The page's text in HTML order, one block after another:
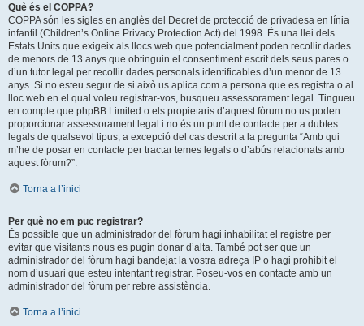
Què és el COPPA?
COPPA són les sigles en anglès del Decret de protecció de privadesa en línia
infantil (Children’s Online Privacy Protection Act) del 1998. És una llei dels
Estats Units que exigeix als llocs web que potencialment poden recollir dades
de menors de 13 anys que obtinguin el consentiment escrit dels seus pares o
d’un tutor legal per recollir dades personals identificables d’un menor de 13
anys. Si no esteu segur de si això us aplica com a persona que es registra o al
lloc web en el qual voleu registrar-vos, busqueu assessorament legal. Tingueu
en compte que phpBB Limited o els propietaris d’aquest fòrum no us poden
proporcionar assessorament legal i no és un punt de contacte per a dubtes
legals de qualsevol tipus, a excepció del cas descrit a la pregunta “Amb qui
m’he de posar en contacte per tractar temes legals o d’abús relacionats amb
aquest fòrum?”.
Torna a l’inici
Per què no em puc registrar?
És possible que un administrador del fòrum hagi inhabilitat el registre per
evitar que visitants nous es pugin donar d’alta. També pot ser que un
administrador del fòrum hagi bandejat la vostra adreça IP o hagi prohibit el
nom d’usuari que esteu intentant registrar. Poseu-vos en contacte amb un
administrador del fòrum per rebre assistència.
Torna a l’inici